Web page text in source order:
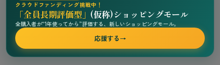
クラウドファンディング挑戦中！
「全員長期評価型」 (仮称)ショッピングモール
全購入者が“1年使ってから”評価する、新しいショッピングモール。
応援する→